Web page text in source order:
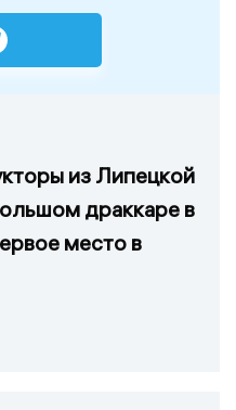
из Липецкой
драккаре в
место в